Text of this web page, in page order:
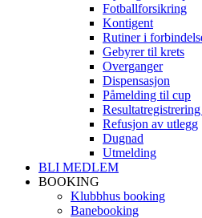
Fotballforsikring
Kontigent
Rutiner i
Gebyrer til krets
Overganger
Dispensasjon
Påmelding til cup
Refusjon av utlegg
Dugnad
Utmelding
BLI MEDLEM
BOOKING
Klubbhus booking
Banebooking